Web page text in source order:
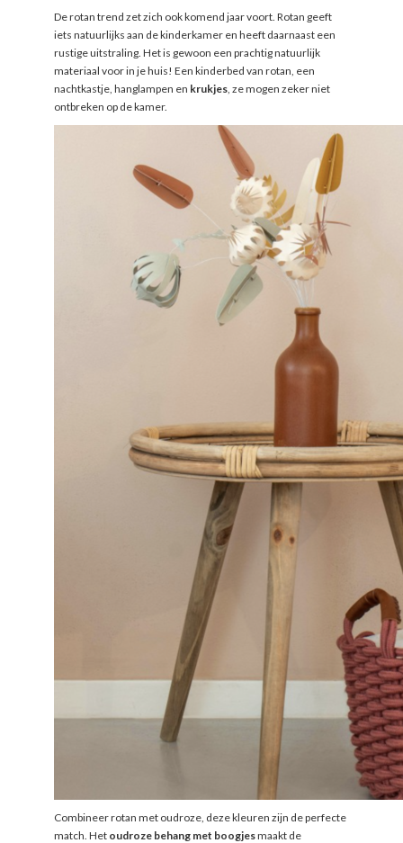
De rotan trend zet zich ook komend jaar voort. Rotan geeft
iets natuurlijks aan de kinderkamer en heeft daarnaast een
rustige uitstraling. Het is gewoon een prachtig natuurlijk
materiaal voor in je huis! Een kinderbed van rotan, een
nachtkastje, hanglampen en krukjes, ze mogen zeker niet
ontbreken op de kamer.
Combineer rotan met oudroze, deze kleuren zijn de perfecte
match. Het oudroze behang met boogjesmaakt de